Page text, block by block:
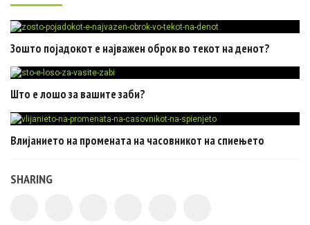
Зошто појадокот е најважен оброк во текот на денот?
Што е лошо за вашите заби?
Влијанието на промената на часовникот на спиењето
SHARING